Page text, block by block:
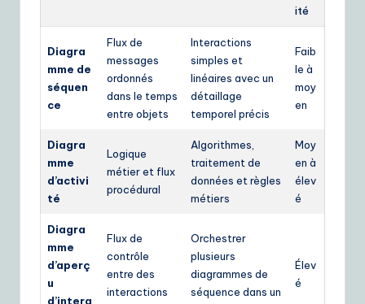
ité
Diagra
mme de
séquen
ce
Flux de
messages
ordonnés
dans le temps
entre objets
Interactions
simples et
linéaires avec un
détaillage
temporel précis
Faib
le à
moy
en
Diagra
mme
d’activi
té
Logique
métier et flux
procédural
Algorithmes,
traitement de
données et règles
métiers
Moy
en à
élev
é
Diagra
mme
d’aperç
u
d’intera
Flux de
contrôle
entre des
interactions
Orchestrer
plusieurs
diagrammes de
séquence dans un
Élev
é